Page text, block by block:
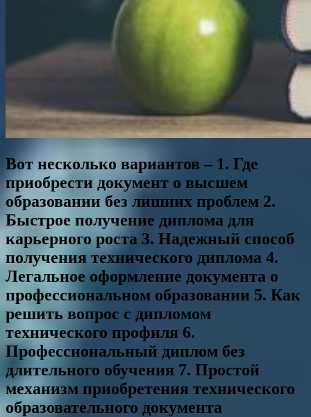
Вот несколько вариантов – 1. Где
приобрести документ о высшем
образовании без лишних проблем 2.
Быстрое получение диплома для
карьерного роста 3. Надежный способ
получения технического диплома 4.
Легальное оформление документа о
профессиональном образовании 5. Как
решить вопрос с дипломом
технического профиля 6.
Профессиональный диплом без
длительного обучения 7. Простой
механизм приобретения технического
образовательного документа